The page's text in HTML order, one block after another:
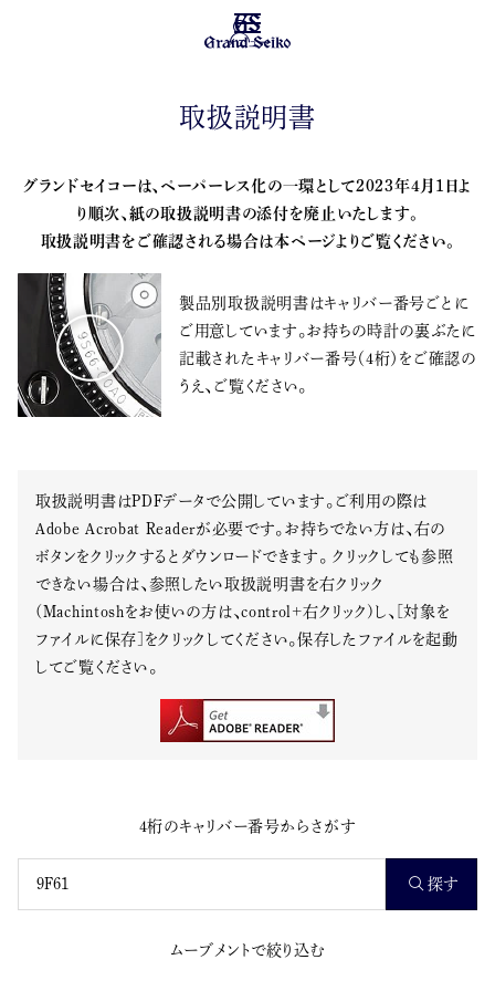
メニュー
取扱説明書
グランドセイコーは、ペーパーレス化の一環として2023年4月1日よ
り順次、紙の取扱説明書の添付を廃止いたします。
取扱説明書をご確認される場合は本ページよりご覧ください。
製品別取扱説明書はキャリバー番号ごとに
ご用意しています。お持ちの時計の裏ぶたに
記載されたキャリバー番号（4桁）をご確認の
うえ、ご覧ください。
取扱説明書はPDFデータで公開しています。ご利用の際は
Adobe Acrobat Readerが必要です。お持ちでない方は、右の
ボタンをクリックするとダウンロードできます。 クリックしても参照
できない場合は、参照したい取扱説明書を右クリック
(Machintoshをお使いの方は、control+右クリック)し、[対象を
ファイルに保存]をクリックしてください。保存したファイルを起動
してご覧ください。
4桁のキャリバー番号からさがす
探す
ムーブメントで絞り込む